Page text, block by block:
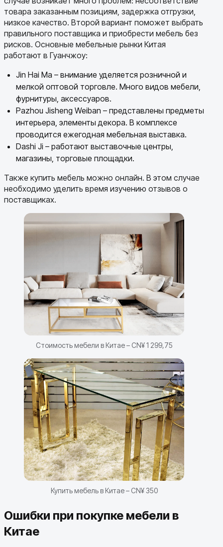
товара заказанным позициям, задержка отгрузки,
низкое качество. Второй вариант поможет выбрать
правильного поставщика и приобрести мебель без
рисков. Основные мебельные рынки Китая
работают в Гуанчжоу:
Jin Hai Ma – внимание уделяется розничной и
мелкой оптовой торговле. Много видов мебели,
фурнитуры, аксессуаров.
Pazhou Jisheng Weiban – представлены предметы
интерьера, элементы декора. В комплексе
проводится ежегодная мебельная выставка.
Dashi Ji – работают выставочные центры,
магазины, торговые площадки.
Также купить мебель можно онлайн. В этом случае
необходимо уделить время изучению отзывов о
поставщиках.
Стоимость мебели в Китае – CN¥ 1 299,75
Купить мебель в Китае – CN¥ 350
Ошибки при покупке мебели в
Китае